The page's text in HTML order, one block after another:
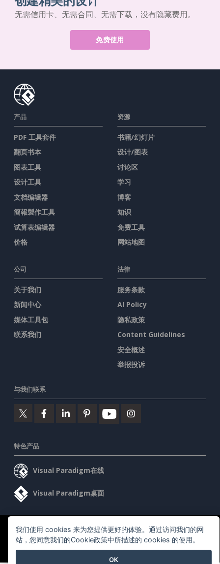
无需信用卡、无需合同、无需下载，没有隐藏费用。
免费使用
产品
PDF 工具套件
翻页书本
图表工具
设计工具
文档编辑器
簡報製作工具
试算表编辑器
价格
资源
书籍/幻灯片
设计/图表
讨论区
学习
博客
知识
免费工具
网站地图
公司
关于我们
新闻中心
媒体工具包
联系我们
法律
服务条款
AI Policy
隐私政策
Content Guidelines
安全概述
举报投诉
与我们联系
特色产品
Visual Paradigm在线
Visual Paradigm桌面
©2026 by Visual Paradigm. 版权所有。 服务条款
AI Policy
隐私政策
我们使用 cookies 来为您提供更好的体验。通过访问我们的网
站，您同意我们的Cookie政策中所描述的 cookies 的使用。
OK